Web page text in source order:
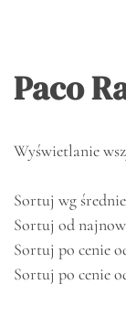
Paco
Wyświetlanie
Sortuj wg
Sortuj od
Sortuj po cenie
Sortuj po cenie